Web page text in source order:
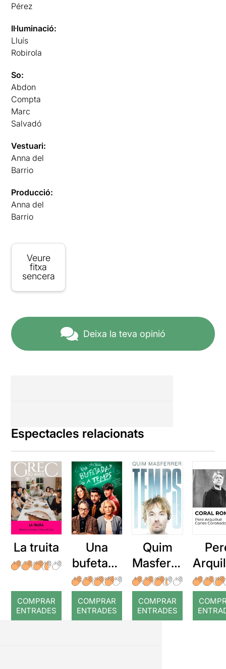
Pérez
Il·luminació:
Lluís
Robirola
So:
Abdon
Compta
Marc
Salvadó
Vestuari:
Anna del
Barrio
Producció:
Anna del
Barrio
Veure
fitxa
sencera
Deixa la teva opinió
Espectacles relacionats
La truita
COMPRAR
ENTRADES
Una
bufetada
a temps
COMPRAR
ENTRADES
Quim
Masferre
r: Temps
COMPRAR
ENTRADES
: